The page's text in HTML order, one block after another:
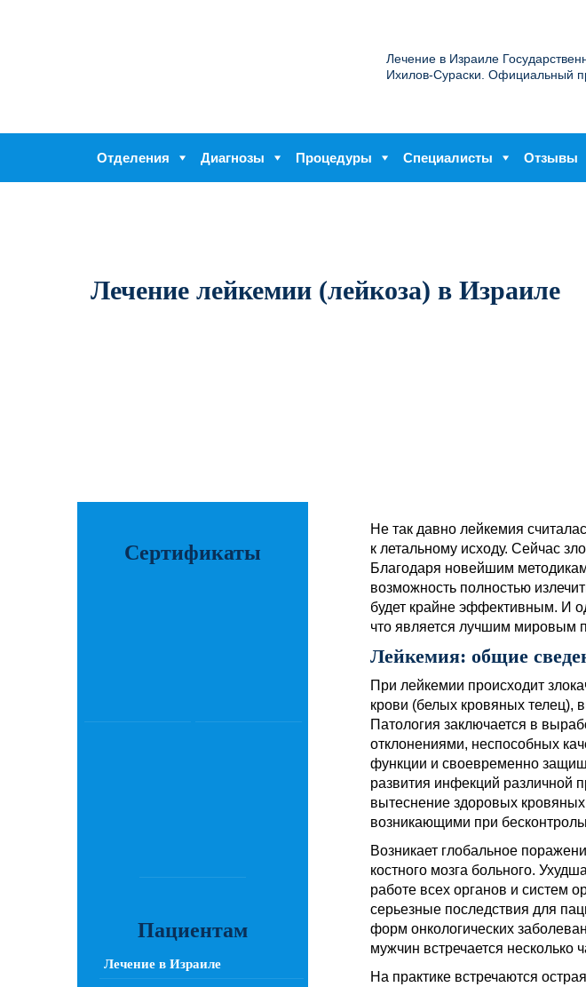
Лечение в Израиле
Ихилов-Сураски. Официальный
Отделения Диагнозы Процедуры Специалисты Отзывы
Лечение лейкемии (лейкоза) в Израиле
Не так давно лейкемия
к летальному исходу. Сейчас
Благодаря новейшим
возможность полностью
будет крайне эффективным. И
что является лучшим мировым
Лейкемия: общие
При лейкемии происходит
крови (белых кровяных
Патология заключается в
отклонениями, неспособных
функции и своевременно
развития инфекций различной
вытеснение здоровых
возникающими при
Возникает глобальное
костного мозга больного.
работе всех органов и систем
серьезные последствия для
форм онкологических
мужчин встречается несколько
На практике встречаются
Сертификаты
Пациентам
Лечение в Израиле